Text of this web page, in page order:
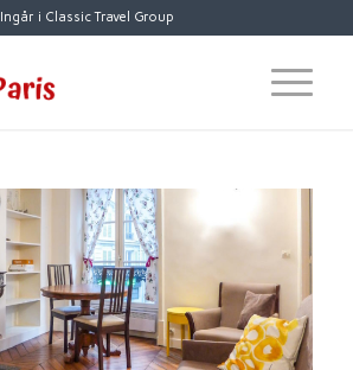
Ingår i Classic Travel Group